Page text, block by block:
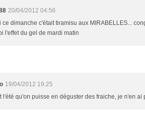
20/04/2012 04:56
ce dimanche c'était tiramisu aux MIRABELLES...
l'effet du gel de mardi matin
19/04/2012 19:25
l'été qu'on puisse en déguster des fraiche, je n'en